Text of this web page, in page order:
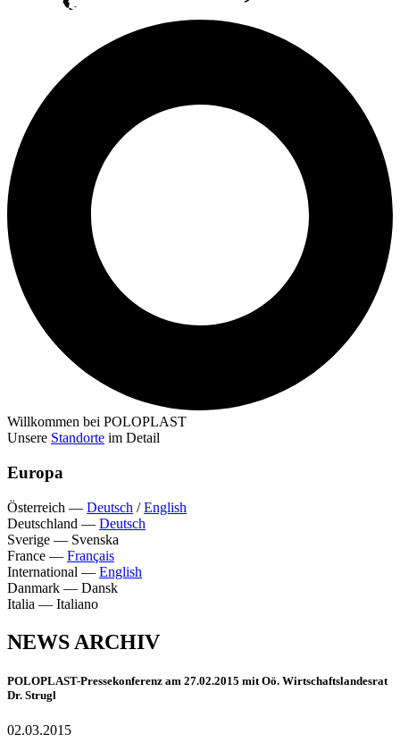
Willkommen bei POLOPLAST
Unsere Standorte im Detail
Europa
Österreich — Deutsch /English
Deutschland — Deutsch
Sverige — Svenska
France — Français
International — English
Danmark — Dansk
Italia — Italiano
NEWS ARCHIV
POLOPLAST-Pressekonferenz am 27.02.2015 mit Oö. Wirtschaftslandesrat
Dr. Strugl
02.03.2015